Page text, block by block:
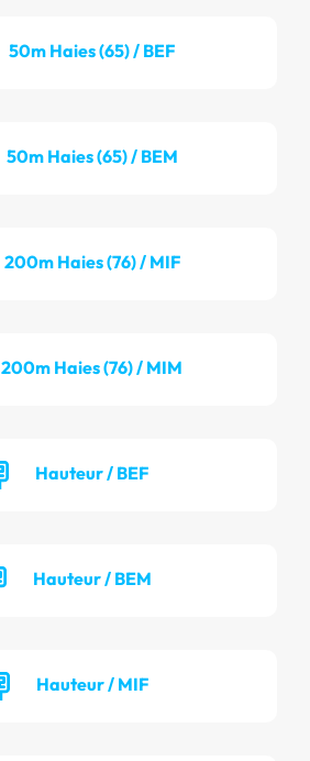
50m Haies (65) / BEF
50m Haies (65) / BEM
200m Haies (76) / MIF
200m Haies (76) / MIM
Hauteur / BEF
Hauteur / BEM
Hauteur / MIF